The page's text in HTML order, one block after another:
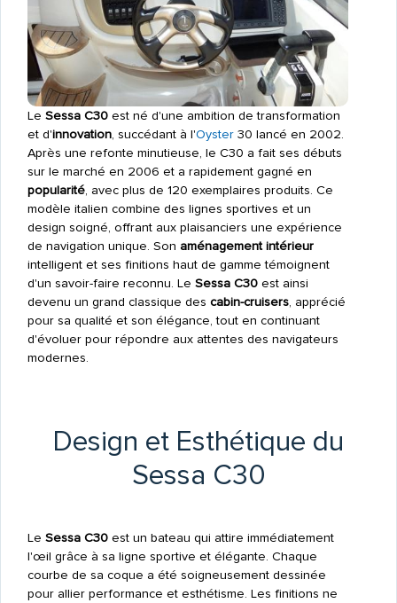
Le Sessa C30est né d'une ambition de transformation
et d'innovation, succédant à l'Oyster30 lancé en 2002.
Après une refonte minutieuse, le C30 a fait ses débuts
sur le marché en 2006 et a rapidement gagné en
popularité, avec plus de 120 exemplaires produits. Ce
modèle italien combine des lignes sportives et un
design soigné, offrant aux plaisanciers une expérience
de navigation unique. Son aménagement intérieur
intelligent et ses finitions haut de gamme témoignent
d'un savoir-faire reconnu. Le Sessa C30est ainsi
devenu un grand classique des cabin-cruisers, apprécié
pour sa qualité et son élégance, tout en continuant
d'évoluer pour répondre aux attentes des navigateurs
modernes.
Design et Esthétique du
Sessa C30
Le Sessa C30est un bateau qui attire immédiatement
l'œil grâce à sa ligne sportive et élégante. Chaque
courbe de sa coque a été soigneusement dessinée
pour allier performance et esthétisme. Les finitions ne